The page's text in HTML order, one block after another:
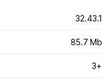
32.43.1
85.7 Mb
3+